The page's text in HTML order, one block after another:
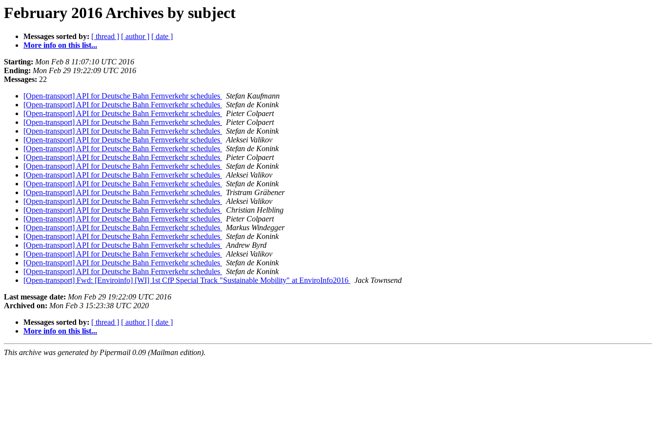
February 2016 Archives by subject
Messages sorted by: [ thread ] [ author ] [ date ]
More info on this list...
Starting: Mon Feb 8 11:07:10 UTC 2016
Ending: Mon Feb 29 19:22:09 UTC 2016
Messages: 22
[Open-transport] API for Deutsche Bahn Fernverkehr schedules
Stefan Kaufmann
[Open-transport] API for Deutsche Bahn Fernverkehr schedules
Stefan de Konink
[Open-transport] API for Deutsche Bahn Fernverkehr schedules
Pieter Colpaert
[Open-transport] API for Deutsche Bahn Fernverkehr schedules
Pieter Colpaert
[Open-transport] API for Deutsche Bahn Fernverkehr schedules
Stefan de Konink
[Open-transport] API for Deutsche Bahn Fernverkehr schedules
Aleksei Valikov
[Open-transport] API for Deutsche Bahn Fernverkehr schedules
Stefan de Konink
[Open-transport] API for Deutsche Bahn Fernverkehr schedules
Pieter Colpaert
[Open-transport] API for Deutsche Bahn Fernverkehr schedules
Stefan de Konink
[Open-transport] API for Deutsche Bahn Fernverkehr schedules
Aleksei Valikov
[Open-transport] API for Deutsche Bahn Fernverkehr schedules
Stefan de Konink
[Open-transport] API for Deutsche Bahn Fernverkehr schedules
Tristram Gräbener
[Open-transport] API for Deutsche Bahn Fernverkehr schedules
Aleksei Valikov
[Open-transport] API for Deutsche Bahn Fernverkehr schedules
Christian Helbling
[Open-transport] API for Deutsche Bahn Fernverkehr schedules
Pieter Colpaert
[Open-transport] API for Deutsche Bahn Fernverkehr schedules
Markus Windegger
[Open-transport] API for Deutsche Bahn Fernverkehr schedules
Stefan de Konink
[Open-transport] API for Deutsche Bahn Fernverkehr schedules
Andrew Byrd
[Open-transport] API for Deutsche Bahn Fernverkehr schedules
Aleksei Valikov
[Open-transport] API for Deutsche Bahn Fernverkehr schedules
Stefan de Konink
[Open-transport] API for Deutsche Bahn Fernverkehr schedules
Stefan de Konink
[Open-transport] Fwd: [Enviroinfo] [WI] 1st CfP Special Track "Sustainable Mobility" at EnviroInfo2016
Jack Townsend
Last message date: Mon Feb 29 19:22:09 UTC 2016
Archived on: Mon Feb 3 15:23:38 UTC 2020
Messages sorted by: [ thread ] [ author ] [ date ]
More info on this list...
This archive was generated by Pipermail 0.09 (Mailman edition).